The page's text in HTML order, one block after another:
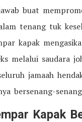
buat
tenang tuk
kapak
melalui saudara
jamaah
bersenang-
Kapak